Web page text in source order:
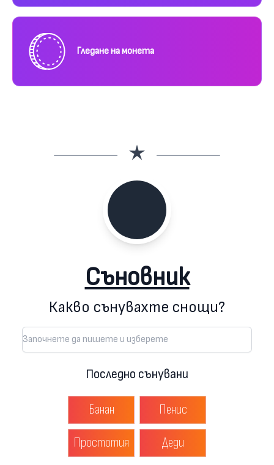
Гледане на монета
Съновник
Какво сънувахте снощи?
Последно сънувани
Банан
Пенис
Простотия
Деди